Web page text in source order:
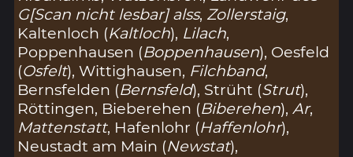
G[Scan nicht lesbar] alss, Zollerstaig,
Kaltenloch (Kaltloch), Lilach,
Poppenhausen (Boppenhausen), Oesfeld
(Osfelt), Wittighausen, Filchband,
Bernsfelden (Bernsfeld), Strüht (Strut),
Röttingen, Bieberehen (Biberehen),Ar,
Mattenstatt, Hafenlohr (Haffenlohr),
Neustadt am Main (Newstat),